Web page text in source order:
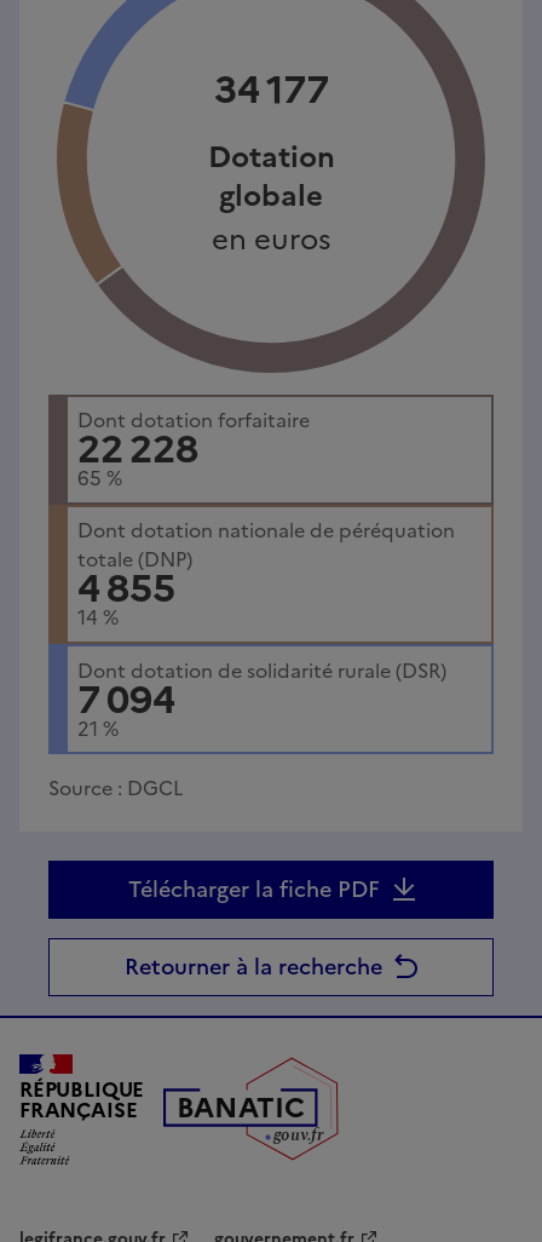
34 177
Dotation
globale
en euros
Dont dotation forfaitaire
22 228
65 %
Dont dotation nationale de péréquation
totale (DNP)
4 855
14 %
Dont dotation de solidarité rurale (DSR)
7 094
21 %
Source : DGCL
Télécharger la fiche PDF
Retourner à la recherche
RÉPUBLIQUE
FRANÇAISE BANATIC
gouv.fr